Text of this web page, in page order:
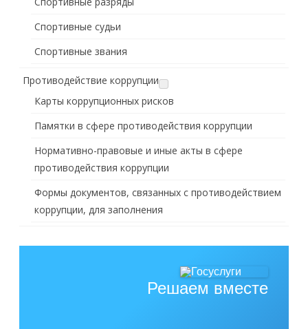
Спортивные судьи
Спортивные звания
Противодействие коррупции
Карты коррупционных рисков
Памятки в сфере противодействия коррупции
Нормативно-правовые и иные акты в сфере
противодействия коррупции
Формы документов, связанных с противодействием
коррупции, для заполнения
Решаем вместе